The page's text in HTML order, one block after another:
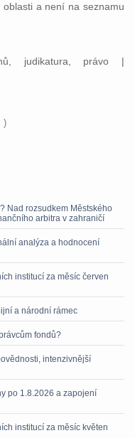
a není na seznamu
judikatura, právo |
)
Nad rozsudkem Městského
arbitra v zahraničí
analýza a hodnocení
institucí za měsíc červen
a národní rámec
fondů?
intenzivnější
po 1.8.2026 a zapojení
institucí za měsíc květen